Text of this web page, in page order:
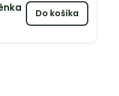
Do košíka